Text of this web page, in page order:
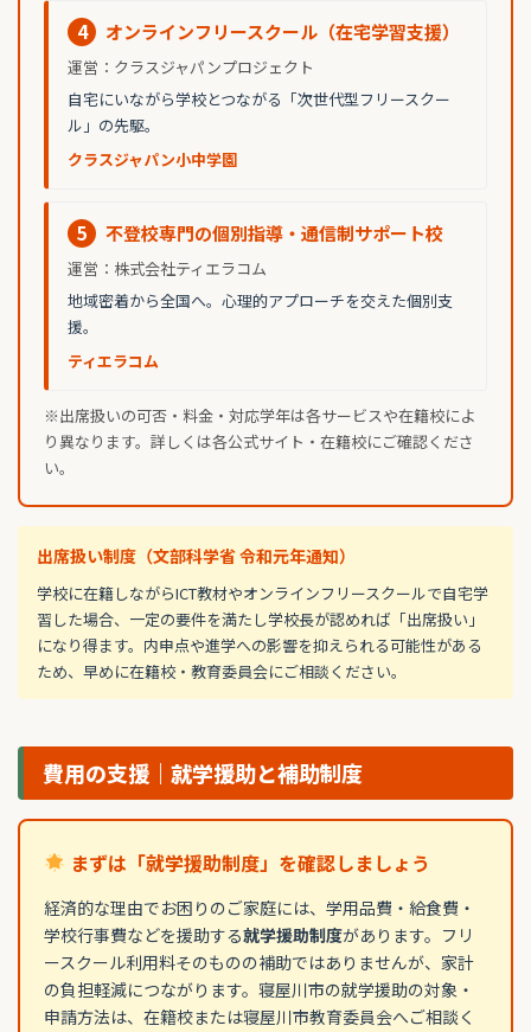
4 オンラインフリースクール（在宅学習支援）
運営：クラスジャパンプロジェクト
自宅にいながら学校とつながる「次世代型フリースクー
ル」の先駆。
クラスジャパン小中学園
5 不登校専門の個別指導・通信制サポート校
運営：株式会社ティエラコム
地域密着から全国へ。心理的アプローチを交えた個別支
援。
ティエラコム
※出席扱いの可否・料金・対応学年は各サービスや在籍校によ
り異なります。詳しくは各公式サイト・在籍校にご確認くださ
い。
出席扱い制度（文部科学省 令和元年通知）
学校に在籍しながらICT教材やオンラインフリースクールで自宅学
習した場合、一定の要件を満たし学校長が認めれば「出席扱い」
になり得ます。内申点や進学への影響を抑えられる可能性がある
ため、早めに在籍校・教育委員会にご相談ください。
費用の支援｜就学援助と補助制度
まずは「就学援助制度」を確認しましょう
経済的な理由でお困りのご家庭には、学用品費・給食費・
学校行事費などを援助する就学援助制度があります。フリ
ースクール利用料そのものの補助ではありませんが、家計
の負担軽減につながります。寝屋川市の就学援助の対象・
申請方法は、在籍校または寝屋川市教育委員会へご相談く